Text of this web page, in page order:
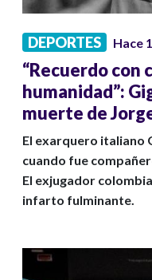
DEPORTES Hace
“Recuerdo con
humanidad”:
muerte de
El exarquero italiano
cuando fue
El exjugador
infarto fulminante.